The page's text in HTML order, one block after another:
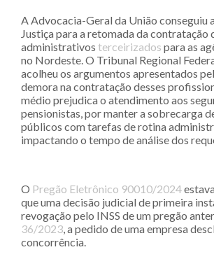
A Advocacia-Geral da União conseguiu
Justiça para a retomada da contratação
administrativos terceirizados para as
no Nordeste. O Tribunal Regional
acolheu os argumentos apresentados
demora na contratação desses
médio prejudica o atendimento aos
pensionistas, por manter a sobrecarga
públicos com tarefas de rotina
impactando o tempo de análise dos
O Pregão Eletrônico 90010/2024
que uma decisão judicial de primeira
revogação pelo INSS de um pregão
36/2023, a pedido de uma empresa
concorrência.